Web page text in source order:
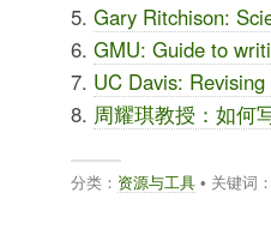
5. Gary Ritchison:
6. GMU: Guide to
7. UC Davis:
8. 周耀琪教授：如何
分类： 资源与工具• 关键词：